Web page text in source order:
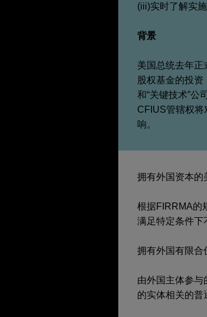
(iii)实时了解实
背景
美国总统去年
股权基金的投
和“关键技术”公
CFIUS管辖权
响。
拥有外国资本的
根据FIRRMA的
满足特定条件下
拥有外国有限合
由外国主体参与
的实体相关的普